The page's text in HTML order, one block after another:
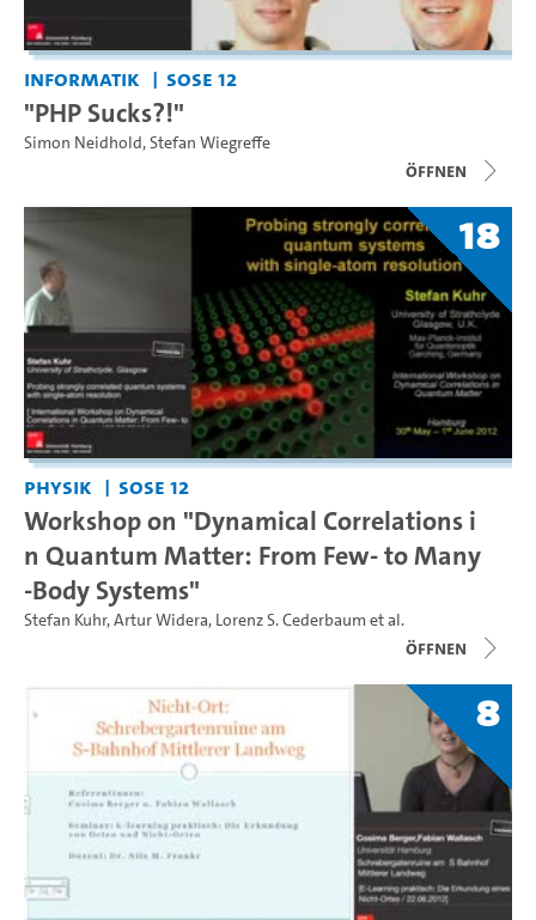
Informatik SoSe 12
"PHP Sucks?!"
Simon Neidhold,Stefan Wiegreffe
Öffnen
18
Physik SoSe 12
Workshop on "Dynamical Correlations i
n Quantum Matter: From Few- to Many
-Body Systems"
Stefan Kuhr,Artur Widera, Lorenz S. Cederbaum et al.
Öffnen
8